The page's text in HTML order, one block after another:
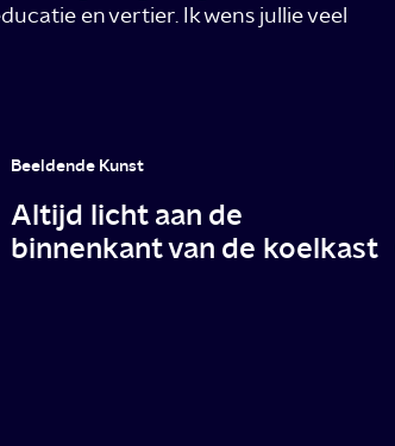
en vertier. Ik wens jullie veel
Beeldende Kunst
Altijd licht aan de
binnenkant van de koelkast